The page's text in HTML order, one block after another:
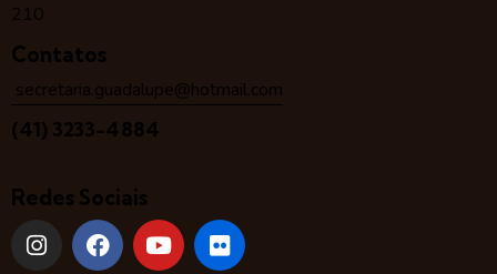
210
Contatos
secretaria.guadalupe@hotmail.com
(41) 3233-4884
Redes Sociais